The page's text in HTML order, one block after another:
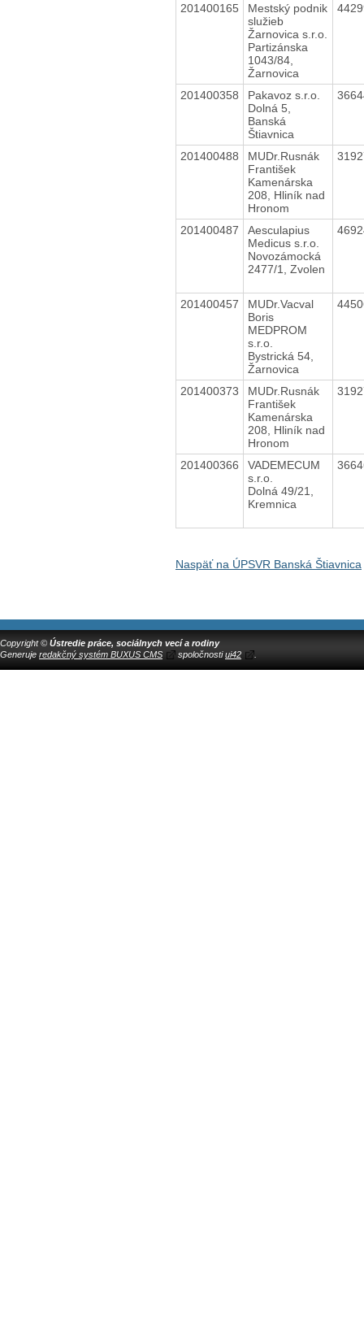
201400165
Mestský podnik
služieb
Žarnovica s.r.o.
Partizánska
1043/84,
Žarnovica
201400358
Pakavoz s.r.o.
Dolná 5,
Banská
Štiavnica
201400488
MUDr.Rusnák
František
Kamenárska
208, Hliník nad
Hronom
201400487
Aesculapius
Medicus s.r.o.
Novozámocká
2477/1, Zvolen
201400457
MUDr.Vacval
Boris
MEDPROM
s.r.o.
Bystrická 54,
Žarnovica
201400373
MUDr.Rusnák
František
Kamenárska
208, Hliník nad
Hronom
201400366
VADEMECUM
s.r.o.
Dolná 49/21,
Kremnica
Naspäť na ÚPSVR Banská Štiavnica
Copyright © Ústredie práce, sociálnych vecí a rodiny
Generuje redakčný systém BUXUS CMS spoločnostiui42